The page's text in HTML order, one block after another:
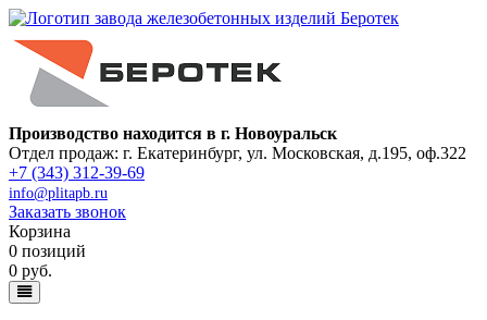
Производство находится в г. Новоуральск
Отдел продаж: г. Екатеринбург, ул. Московская, д.195, оф.322
+7 (343) 312-39-69
info@plitapb.ru
Заказать звонок
Корзина
0 позиций
0 руб.